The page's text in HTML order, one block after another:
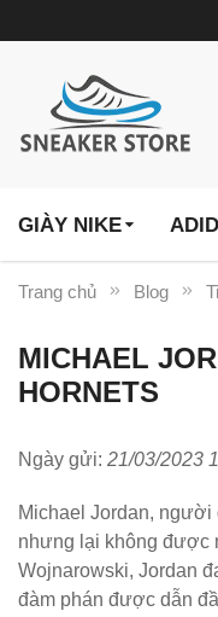
GIÀY NIKE
Trang chủ Blog
MICHAEL
HORNETS
Ngày gửi: 21/03/2023
Michael Jordan, người
nhưng lại không được
Wojnarowski, Jordan
đàm phán được dẫn